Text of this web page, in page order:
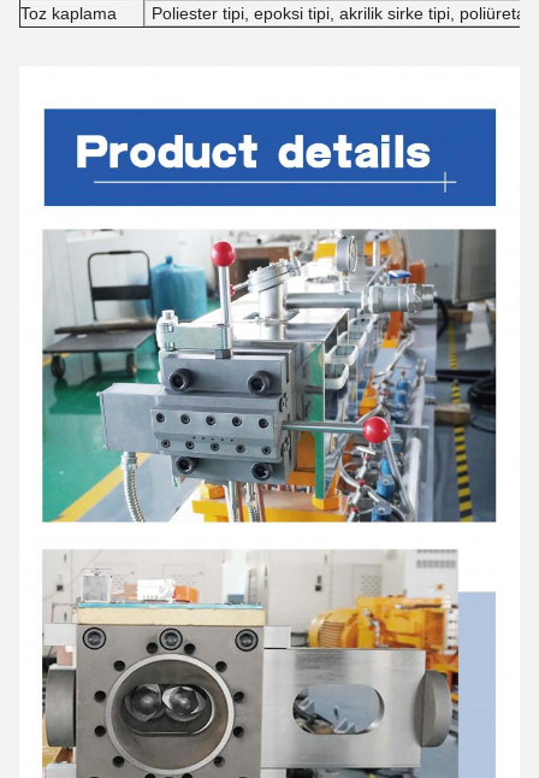
Toz kaplama
Poliester tipi, epoksi tipi, akrilik sirke tipi,